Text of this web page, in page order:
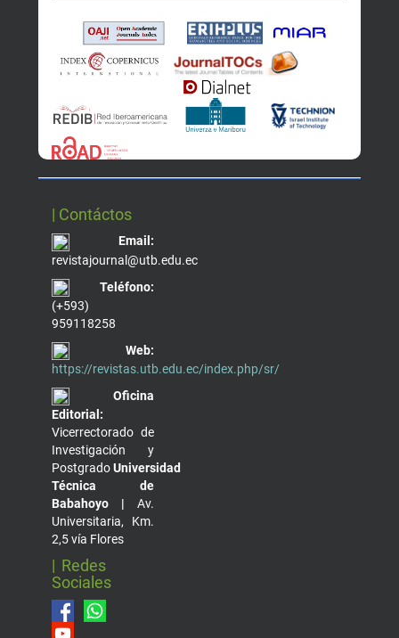
| Contáctos
Email:
revistajournal@utb.edu.ec
Teléfono:
(+593)
959118258
Web:
https://revistas.utb.edu.ec/index.php/sr/
Oficina
Editorial:
Vicerrectorado de
Investigación y
PostgradoUniversidad
Técnica de
Babahoyo | Av.
Universitaria, Km.
2,5 vía Flores
| Redes
Sociales